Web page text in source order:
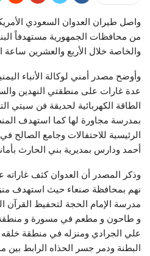
واصل طيران العدوان السعودي
من محافظات الجمهورية مستهدفاً
والخاصة خلال الأربع والعشرين ساعة
وأوضح مصدر أمني لوكالة الأنباء
عدة غارات على منطقتي النهدين
الطاقة الكهربائية لحديقة فن سيتي
بمدرسة مجاورة لها كما استهدف
الرئيسية للاحتفالات وجامع الصالح
أحمد ودارس بمديرية بني الحارث
وذكر المصدر أن العدوان كثف
نهم بمحافظة صنعاء حيث استهدف
مدرسة الإمام الحجة لتحفيظ القرآن
و طاحون و مطعم في مسورة و
علي الجرادي ومنزله في منطقة
البطنة ودمر جسر الحذاه الرابط